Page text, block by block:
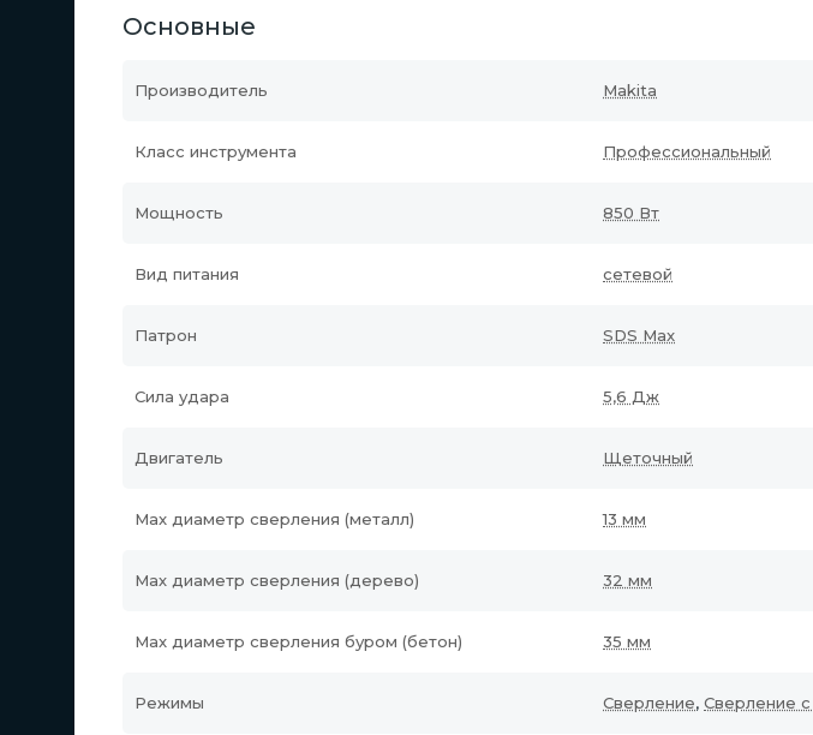
Основные
Производитель Makita
Класс инструмента Профессиональный
Мощность 850 Вт
Вид питания сетевой
Патрон SDS Max
Сила удара 5,6 Дж
Двигатель Щеточный
Max диаметр сверления (металл) 13 мм
Мах диаметр сверления (дерево) 32 мм
Max диаметр сверления буром (бетон) 35 мм
Режимы Сверление, Сверление